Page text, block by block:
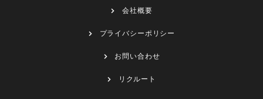
会社概要
プライバシーポリシー
お問い合わせ
リクルート